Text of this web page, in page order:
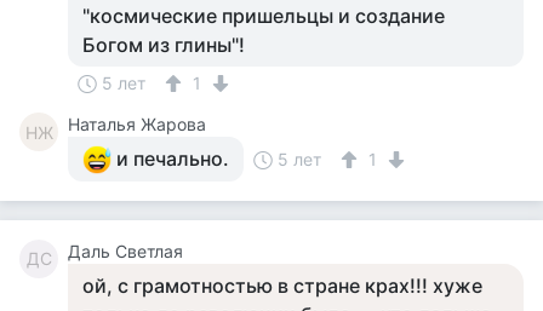
"космические пришельцы и создание
Богом из глины"!
5 лет 1
НЖ Наталья Жарова
и печально. 5 лет 1
ДС Даль Светлая
ой, с грамотностью в стране крах!!! хуже